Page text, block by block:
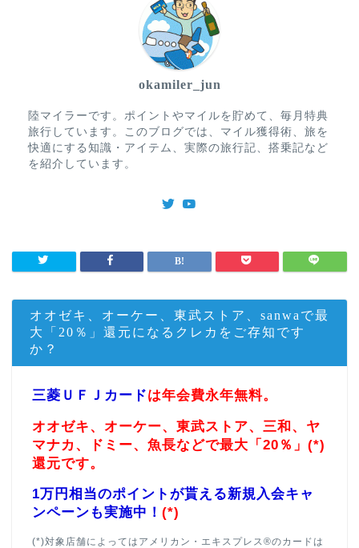
okamiler_jun
陸マイラーです。ポイントやマイルを貯めて、毎月特典
旅行しています。このブログでは、マイル獲得術、旅を
快適にする知識・アイテム、実際の旅行記、搭乗記など
を紹介しています。
オオゼキ、オーケー、東武ストア、sanwaで最
大「20％」還元になるクレカをご存知です
か？
三菱ＵＦＪカードは年会費永年無料。
オオゼキ、オーケー、東武ストア、三和、ヤ
マナカ、ドミー、魚長などで最大「20％」(*)
還元です。
1万円相当のポイントが貰える新規入会キャ
ンペーンも実施中！ (*)
(*)対象店舗によってはアメリカン・エキスプレス®のカードは